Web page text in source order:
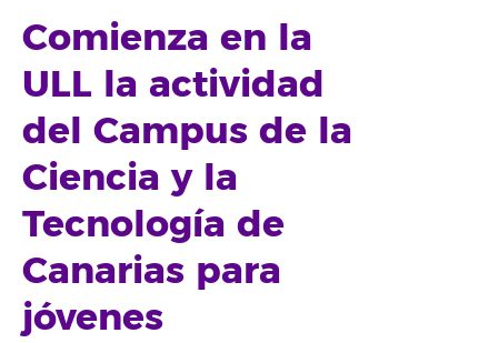
Comienza en la
ULL la actividad
del Campus de la
Ciencia y la
Tecnología de
Canarias para
jóvenes